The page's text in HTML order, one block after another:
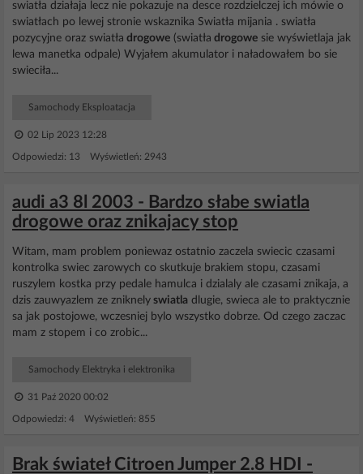
swiatła działaja lecz nie pokazuje na desce rozdzielczej ich mówie o
swiatłach po lewej stronie wskaznika Swiatła mijania . swiatła
pozycyjne oraz swiatła drogowe (swiatła drogowe sie wyświetlaja jak
lewa manetka odpale) Wyjałem akumulator i naładowałem bo sie
swieciła...
Samochody Eksploatacja
02 Lip 2023 12:28
Odpowiedzi: 13 Wyświetleń: 2943
audi a3 8l 2003 - Bardzo słabe swiatla
drogowe oraz znikajacy stop
Witam, mam problem poniewaz ostatnio zaczela swiecic czasami
kontrolka swiec zarowych co skutkuje brakiem stopu, czasami
ruszylem kostka przy pedale hamulca i dzialaly ale czasami znikaja, a
dzis zauwyazlem ze zniknely swiatla dlugie, swieca ale to praktycznie
sa jak postojowe, wczesniej bylo wszystko dobrze. Od czego zaczac
mam z stopem i co zrobic...
Samochody Elektryka i elektronika
31 Paź 2020 00:02
Odpowiedzi: 4 Wyświetleń: 855
Brak świateł Citroen Jumper 2.8 HDI -